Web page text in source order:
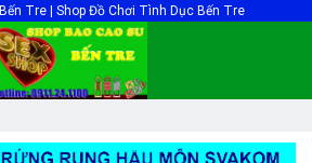
Tre | Shop Đồ Chơi Tình Dục Bến Tre